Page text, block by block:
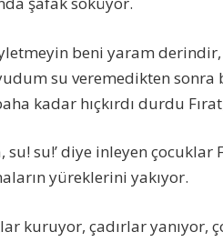
beni yaram derindir,
su veremedikten
kadar hıçkırdı durdu
su! su!’ diye inleyen çocuklar
yüreklerini yakıyor.
kuruyor, çadırlar yanıyor,